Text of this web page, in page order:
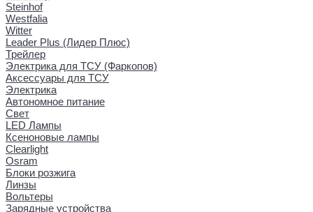
Steinhof
Westfalia
Witter
Leader Plus (Лидер Плюс)
Трейлер
Электрика для ТСУ (Фаркопов)
Аксессуары для ТСУ
Электрика
Автономное питание
Свет
LED Лампы
Ксеноновые лампы
Clearlight
Osram
Блоки розжига
Линзы
Вольтеры
Зарядные устройства